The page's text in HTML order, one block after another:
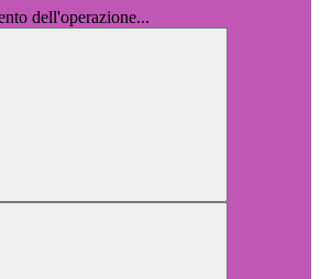
dell'operazione...